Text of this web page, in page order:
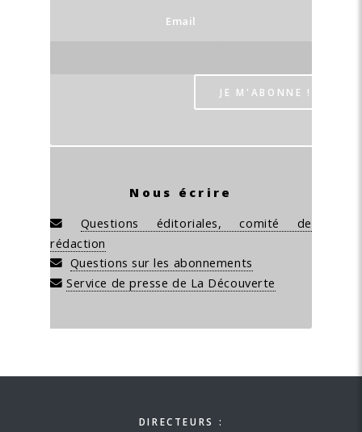
Email
Nous écrire
Questions éditoriales, comité de
rédaction
Questions sur les abonnements
Service de presse de La Découverte
DIRECTEURS :